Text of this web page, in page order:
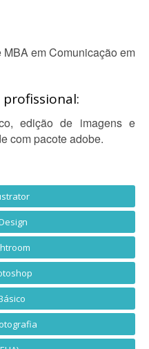
em Comunicação em
edição de imagens e
com pacote adobe.